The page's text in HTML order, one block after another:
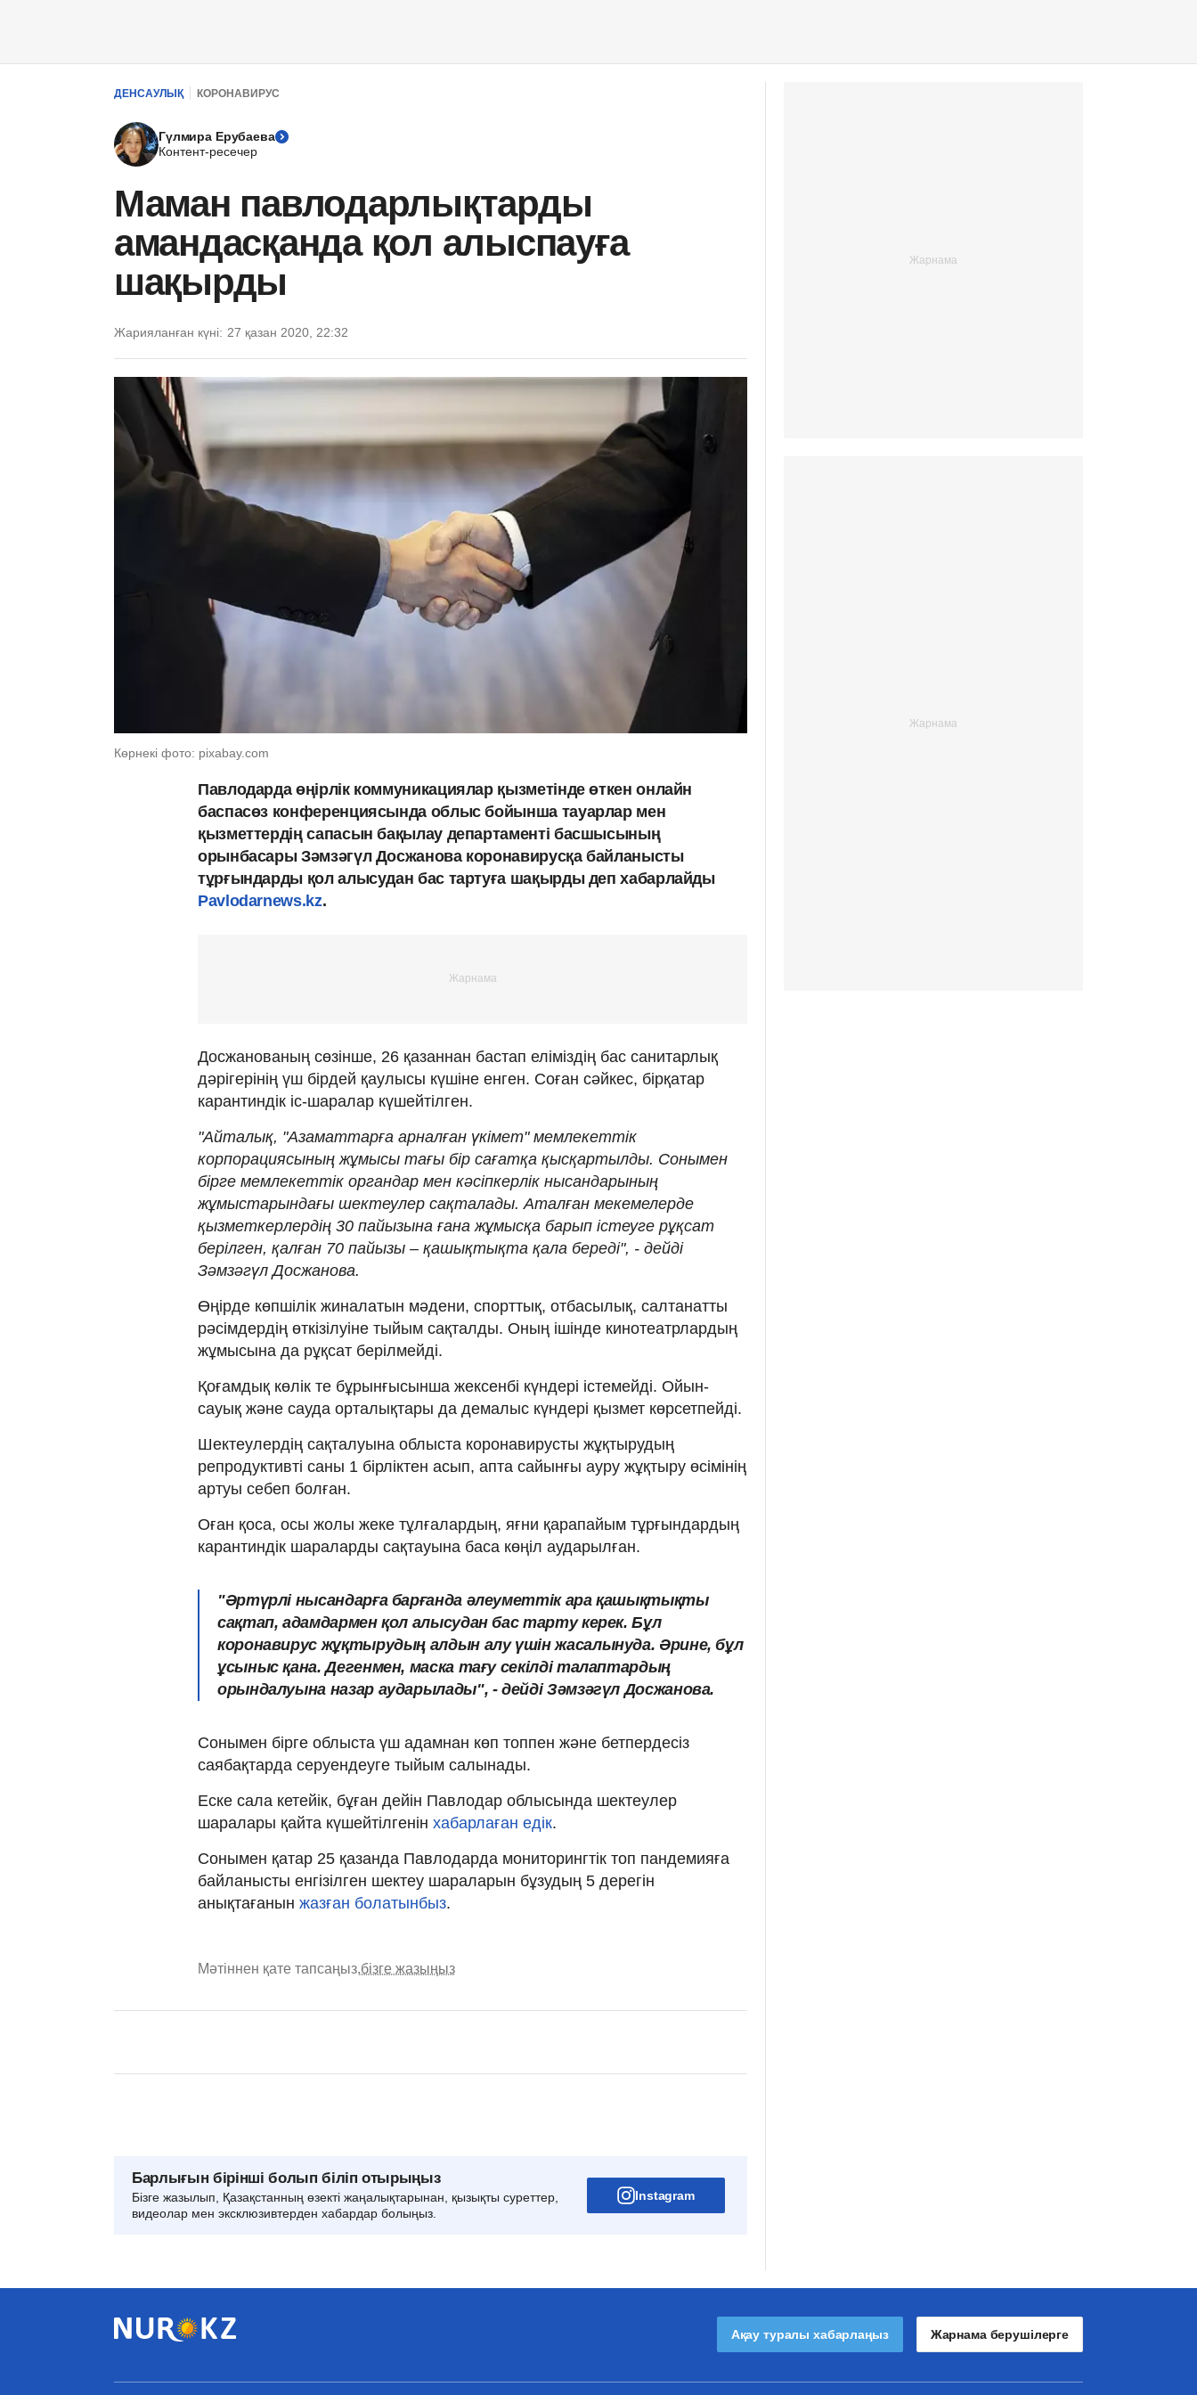
ДЕНСАУЛЫҚ КОРОНАВИРУС
Гүлмира Ерубаева
Контент-ресечер
Маман павлодарлықтарды
амандасқанда қол алыспауға
шақырды
Жарияланған күні: 27 қазан 2020, 22:32
Көрнекі фото: pixabay.com
Павлодарда өңірлік коммуникациялар қызметінде өткен онлайн
баспасөз конференциясында облыс бойынша тауарлар мен
қызметтердің сапасын бақылау департаменті басшысының
орынбасары Зәмзәгүл Досжанова коронавирусқа байланысты
тұрғындарды қол алысудан бас тартуға шақырды деп хабарлайды
Pavlodarnews.kz.
Досжанованың сөзінше, 26 қазаннан бастап еліміздің бас санитарлық
дәрігерінің үш бірдей қаулысы күшіне енген. Соған сәйкес, бірқатар
карантиндік іс-шаралар күшейтілген.
"Айталық, "Азаматтарға арналған үкімет" мемлекеттік
корпорациясының жұмысы тағы бір сағатқа қысқартылды. Сонымен
бірге мемлекеттік органдар мен кәсіпкерлік нысандарының
жұмыстарындағы шектеулер сақталады. Аталған мекемелерде
қызметкерлердің 30 пайызына ғана жұмысқа барып істеуге рұқсат
берілген, қалған 70 пайызы – қашықтықта қала береді", - дейді
Зәмзәгүл Досжанова.
Өңірде көпшілік жиналатын мәдени, спорттық, отбасылық, салтанатты
рәсімдердің өткізілуіне тыйым сақталды. Оның ішінде кинотеатрлардың
жұмысына да рұқсат берілмейді.
Қоғамдық көлік те бұрынғысынша жексенбі күндері істемейді. Ойын-
сауық және сауда орталықтары да демалыс күндері қызмет көрсетпейді.
Шектеулердің сақталуына облыста коронавирусты жұқтырудың
репродуктивті саны 1 бірліктен асып, апта сайынғы ауру жұқтыру өсімінің
артуы себеп болған.
Оған қоса, осы жолы жеке тұлғалардың, яғни қарапайым тұрғындардың
карантиндік шараларды сақтауына баса көңіл аударылған.
"Әртүрлі нысандарға барғанда әлеуметтік ара қашықтықты
сақтап, адамдармен қол алысудан бас тарту керек. Бұл
коронавирус жұқтырудың алдын алу үшін жасалынуда. Әрине, бұл
ұсыныс қана. Дегенмен, маска тағу секілді талаптардың
орындалуына назар аударылады", - дейді Зәмзәгүл Досжанова.
Сонымен бірге облыста үш адамнан көп топпен және бетпердесіз
саябақтарда серуендеуге тыйым салынады.
Еске сала кетейік, бұған дейін Павлодар облысында шектеулер
шаралары қайта күшейтілгенін хабарлаған едік.
Сонымен қатар 25 қазанда Павлодарда мониторингтік топ пандемияға
байланысты енгізілген шектеу шараларын бұзудың 5 дерегін
анықтағанын жазған болатынбыз.
Мәтіннен қате тапсаңыз,бізге жазыңыз
Барлығын бірінші болып біліп отырыңыз
Бізге жазылып, Қазақстанның өзекті жаңалықтарынан, қызықты суреттер,
видеолар мен эксклюзивтерден хабардар болыңыз.
Instagram
Ақау туралы хабарлаңыз Жарнама берушілерге